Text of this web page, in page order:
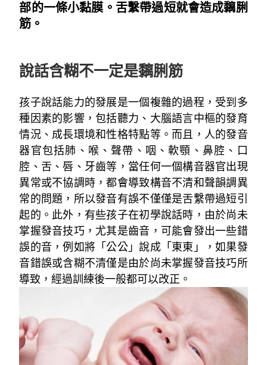
部的一條小黏膜。舌繫帶過短就會造成黐脷
筋。
說話含糊不一定是黐脷筋
孩子說話能力的發展是一個複雜的過程，受到多
種因素的影響，包括聽力、大腦語言中樞的發育
情況、成長環境和性格特點等。而且，人的發音
器官包括肺、喉、聲帶、咽、軟顎、鼻腔、口
腔、舌、唇、牙齒等，當任何一個構音器官出現
異常或不協調時，都會導致構音不清和聲韻調異
常的問題，所以發音有誤不僅僅是舌繫帶過短引
起的。此外，有些孩子在初學說話時，由於尚未
掌握發音技巧，尤其是齒音，可能會發出一些錯
誤的音，例如將「公公」說成「東東」，如果發
音錯誤或含糊不清僅是由於尚未掌握發音技巧所
導致，經過訓練後一般都可以改正。